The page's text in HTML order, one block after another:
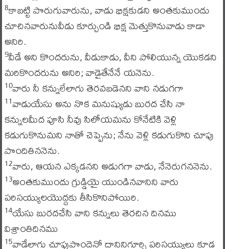
8కాబట్టి పొరుగువారును, వాడు భిక్షకుడని అంతకుముందు
చూచినవారునువీడు కూర్చుండి భిక్ష మెత్తుకొనువాడు కాడా
అనిరి.
9వీడే అని కొందరును, వీడుకాడు, వీని పోలియున్న యొకడని
మరికొందరును అనిరి; వాడైతేనేనే యనెను.
10వారు నీ కన్నులేలాగు తెరవబడెనని వాని నడుగగా
11వాడుయేసు అను నొక మనుష్యుడు బురద చేసి నా
కన్నులమీద పూసి నీవు సిలోయమను కోనేటికి వెళ్లి
కడుగుకొనుమని నాతో చెప్పెను; నేను వెళ్లి కడుగుకొని చూపు
పొందితిననెను.
12వారు, ఆయన ఎక్కడనని అడుగగా వాడు, నేనెరుగననెను.
13అంతకుముందు గ్రుడ్డియై యుండినవానిని వారు
పరిసయ్యులయొద్దకు తీసికొనిపోయిరి.
14యేసు బురదచేసి వాని కన్నులు తెరచిన దినము
విశ్రాంతిదినము
15వాడేలాగు చూపుపొందెనో దానినిగూర్చి పరిసయ్యులు కూడ